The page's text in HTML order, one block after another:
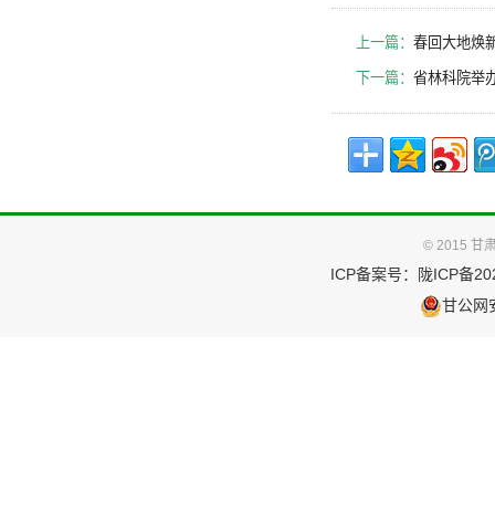
上一篇： 春回大地焕
下一篇： 省林科院举
© 2015 甘
ICP备案号：
陇ICP备
甘公网